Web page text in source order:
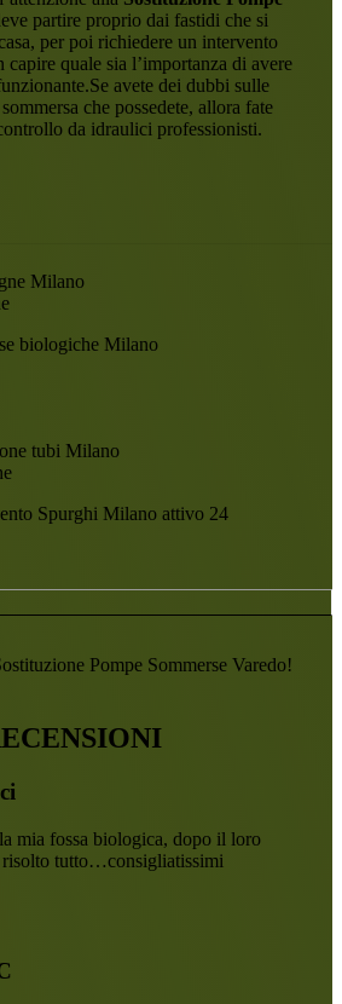
partire proprio dai fastidi che si
per poi richiedere un intervento
capire quale sia l’importanza di avere
avete dei dubbi sulle
che possedete, allora fate
da idraulici professionisti.
Spurghi Milano attivo 24
Pompe Sommerse Varedo!
mia fossa biologica, dopo il loro
risolto tutto…consigliatissimi